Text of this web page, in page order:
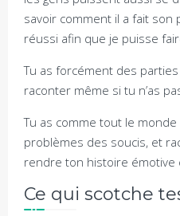
savoir comment il a fait son
réussi afin que je puisse
Tu as forcément des
raconter même si tu n’as
Tu as comme tout le
problèmes des soucis, et
rendre ton histoire émotive
Ce qui scotche